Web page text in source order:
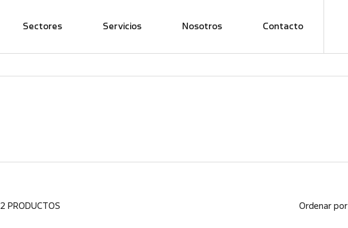
Sectores Servicios Nosotros Contacto
2 PRODUCTOS Ordenar por